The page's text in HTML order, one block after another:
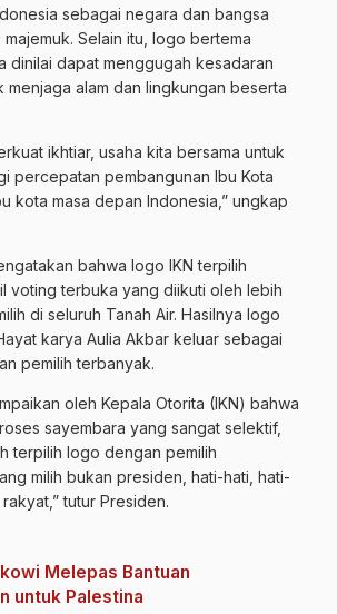
sebagai negara dan bangsa
Selain itu, logo bertema
dinilai dapat menggugah kesadaran
menjaga alam dan lingkungan beserta
ikhtiar, usaha kita bersama untuk
percepatan pembangunan Ibu Kota
kota masa depan Indonesia,” ungkap
bahwa logo IKN terpilih
voting terbuka yang diikuti oleh lebih
di seluruh Tanah Air. Hasilnya logo
karya Aulia Akbar keluar sebagai
pemilih terbanyak.
oleh Kepala Otorita (IKN) bahwa
sayembara yang sangat selektif,
terpilih logo dengan pemilih
milih bukan presiden, hati-hati, hati-
tutur Presiden.
Melepas Bantuan
untuk Palestina